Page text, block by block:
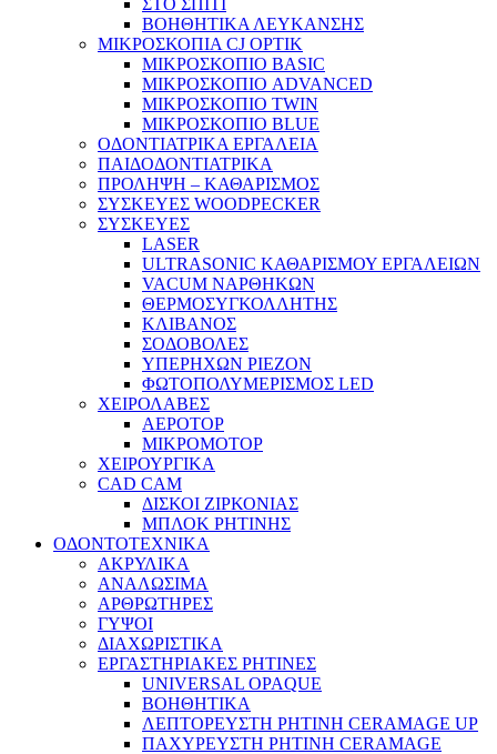
ΣΤΟ ΣΠΙΤΙ
ΒΟΗΘΗΤΙΚΑ ΛΕΥΚΑΝΣΗΣ
ΜΙΚΡΟΣΚΟΠΙΑ CJ OPTIK
ΜΙΚΡΟΣΚΟΠΙΟ BASIC
ΜΙΚΡΟΣΚΟΠΙΟ ADVANCED
ΜΙΚΡΟΣΚΟΠΙΟ TWIN
ΜΙΚΡΟΣΚΟΠΙΟ BLUE
ΟΔΟΝΤΙΑΤΡΙΚΑ ΕΡΓΑΛΕΙΑ
ΠΑΙΔΟΔΟΝΤΙΑΤΡΙΚΑ
ΠΡΟΛΗΨΗ – ΚΑΘΑΡΙΣΜΟΣ
ΣΥΣΚΕΥΕΣ WOODPECKER
ΣΥΣΚΕΥΕΣ
LASER
ULTRASONIC ΚΑΘΑΡΙΣΜΟΥ ΕΡΓΑΛΕΙΩΝ
VACUM ΝΑΡΘΗΚΩΝ
ΘΕΡΜΟΣΥΓΚΟΛΛΗΤΗΣ
ΚΛΙΒΑΝΟΣ
ΣΟΔΟΒΟΛΕΣ
ΥΠΕΡΗΧΩΝ PIEZON
ΦΩΤΟΠΟΛΥΜΕΡΙΣΜΟΣ LED
ΧΕΙΡΟΛΑΒΕΣ
ΑΕΡΟΤΟΡ
ΜΙΚΡΟΜΟΤΟΡ
ΧΕΙΡΟΥΡΓΙΚΑ
CAD CAM
ΔΙΣΚΟΙ ΖΙΡΚΟΝΙΑΣ
ΜΠΛΟΚ ΡΗΤΙΝΗΣ
ΟΔΟΝΤΟΤΕΧΝΙΚΑ
ΑΚΡΥΛΙΚΑ
ΑΝΑΛΩΣΙΜΑ
ΑΡΘΡΩΤΗΡΕΣ
ΓΥΨΟΙ
ΔΙΑΧΩΡΙΣΤΙΚΑ
ΕΡΓΑΣΤΗΡΙΑΚΕΣ ΡΗΤΙΝΕΣ
UNIVERSAL OPAQUE
ΒΟΗΘΗΤΙΚΑ
ΛΕΠΤΟΡΕΥΣΤΗ ΡΗΤΙΝΗ CERAMAGE UP
ΠΑΧΥΡΕΥΣΤΗ ΡΗΤΙΝΗ CERAMAGE